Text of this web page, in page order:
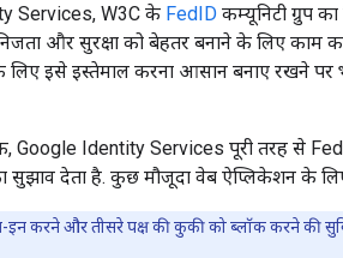
Services, W3C के FedID कम्यूनिटी ग्रुप
निजता और सुरक्षा को बेहतर बनाने के लिए
लिए इसे इस्तेमाल करना आसान बनाए रखने
Google Identity Services पूरी तरह से
सुझाव देता है. कुछ मौजूदा वेब ऐप्लिकेशन के
इन करने और तीसरे पक्ष की कुकी को ब्लॉक करने